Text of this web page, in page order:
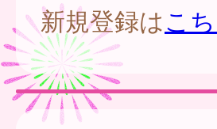
新規登録はこ